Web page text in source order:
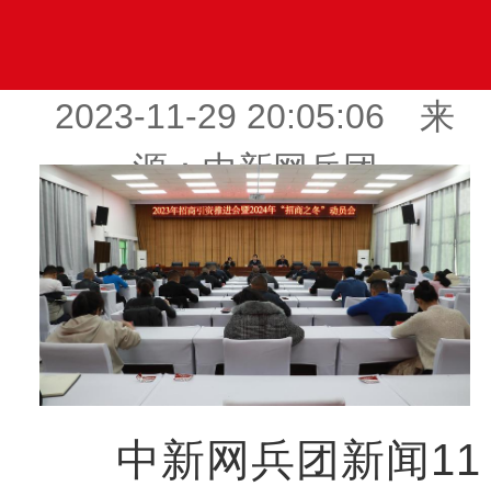
2023-11-29 20:05:06 来
源：中新网兵团
中新网兵团新闻11